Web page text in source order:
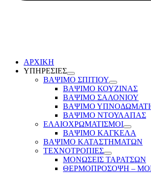
ΑΡΧΙΚΗ
ΥΠΗΡΕΣΙΕΣ
ΒΑΨΙΜΟ ΣΠΙΤΙΟΥ
ΒΑΨΙΜΟ ΚΟΥΖΙΝΑΣ
ΒΑΨΙΜΟ ΣΑΛΟΝΙΟΥ
ΒΑΨΙΜΟ
ΒΑΨΙΜΟ ΝΤΟΥΛΑΠΑΣ
ΕΛΑΙΟΧΡΩΜΑΤΙΣΜΟΙ
ΒΑΨΙΜΟ ΚΑΓΚΕΛΑ
ΒΑΨΙΜΟ ΚΑΤΑΣΤΗΜΑΤΩΝ
ΤΕΧΝΟΤΡΟΠΙΕΣ
ΜΟΝΩΣΕΙΣ ΤΑΡΑΤΣΩΝ
ΘΕΡΜΟΠΡΟΣΟΨΗ –